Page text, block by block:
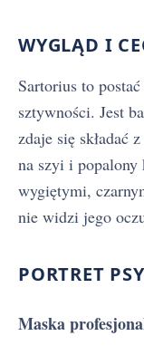
WYGLĄD I
Sartorius to
sztywności. Jest
zdaje się składać
na szyi i
wygiętymi,
nie widzi jego
PORTRET
Maska